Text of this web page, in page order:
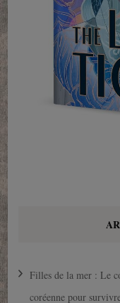
Filles de la mer : Le
coréenne pour